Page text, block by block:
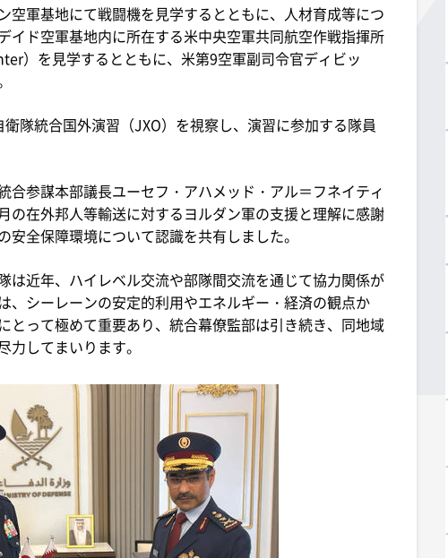
軍基地にて戦闘機を見学するとともに、人材育成等につ
イド空軍基地内に所在する米中央空軍共同航空作戦指揮所
）を見学するとともに、米第9空軍副司令官ディビッ
隊統合国外演習（JXO）を視察し、演習に参加する隊員
参謀本部議長ユーセフ・アハメッド・アル＝フネイティ
の在外邦人等輸送に対するヨルダン軍の支援と理解に感謝
全保障環境について認識を共有しました。
近年、ハイレベル交流や部隊間交流を通じて協力関係が
、シーレーンの安定的利用やエネルギー・経済の観点か
とって極めて重要あり、統合幕僚監部は引き続き、同地域
してまいります。